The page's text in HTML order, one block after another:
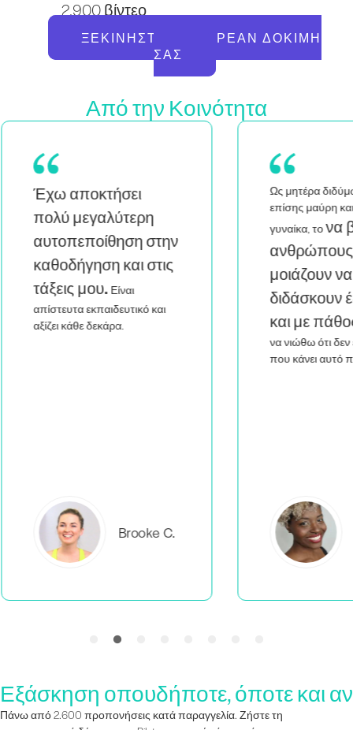
2.900 βίντεο
ΞΕΚΙΝΉΣΤΕ ΤΗ ΔΩΡΕΆΝ ΔΟΚΙΜΉ
ΣΑΣ
Από την Κοινότητα
Ως μητέρα διδύμων που είναι
επίσης μαύρη και queer
γυναίκα, το
ανθρώπους που μου
μοιάζουν να
διδάσκουν έξυπνα
και με πάθος
Εξάσκηση οπουδήποτε, όποτε και αν
Πάνω από 2.600 προπονήσεις κατά παραγγελία. Ζήστε τη